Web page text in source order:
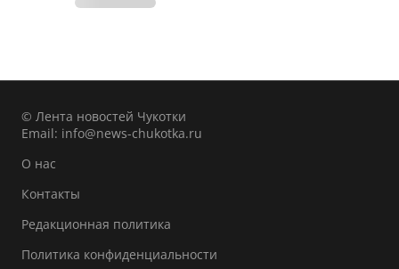
© Лента новостей Чукотки
Email: info@news-chukotka.ru
О нас
Контакты
Редакционная политика
Политика конфиденциальности